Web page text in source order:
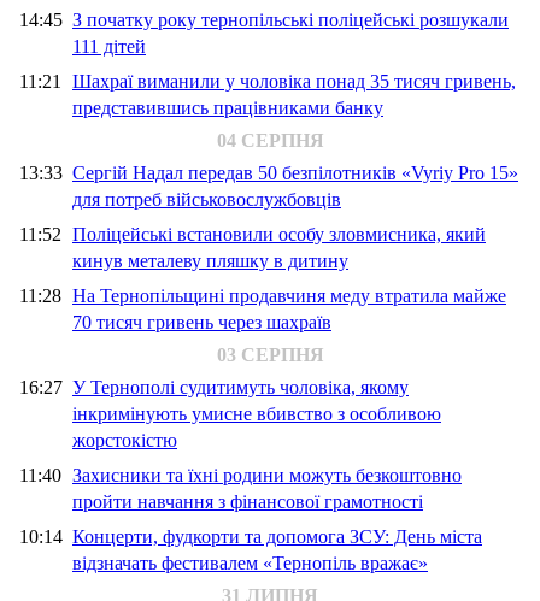
14:45 З початку року тернопільські поліцейські розшукали
111 дітей
11:21 Шахраї виманили у чоловіка понад 35 тисяч гривень,
представившись працівниками банку
04 СЕРПНЯ
13:33 Сергій Надал передав 50 безпілотників «Vyriy Pro 15»
для потреб військовослужбовців
11:52 Поліцейські встановили особу зловмисника, який
кинув металеву пляшку в дитину
11:28 На Тернопільщині продавчиня меду втратила майже
70 тисяч гривень через шахраїв
03 СЕРПНЯ
16:27 У Тернополі судитимуть чоловіка, якому
інкримінують умисне вбивство з особливою
жорстокістю
11:40 Захисники та їхні родини можуть безкоштовно
пройти навчання з фінансової грамотності
10:14 Концерти, фудкорти та допомога ЗСУ: День міста
відзначать фестивалем «Тернопіль вражає»
31 ЛИПНЯ